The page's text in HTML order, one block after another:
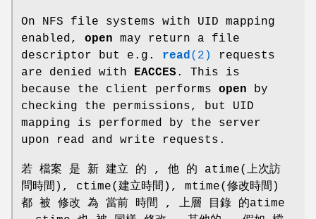
On NFS file systems with UID mapping
enabled, open may return a file
descriptor but e.g. read(2)
requests
are denied with EACCES . This is
because the client performs open by
checking the permissions, but UID
mapping is performed by the server
upon read and write requests.
若 檔案 是 新 建立 的 , 他 的 atime(上次訪
問時間), ctime(建立時間), mtime(修改時間)
都 被 修改 為 當前 時間 , 上層 目錄 的atime